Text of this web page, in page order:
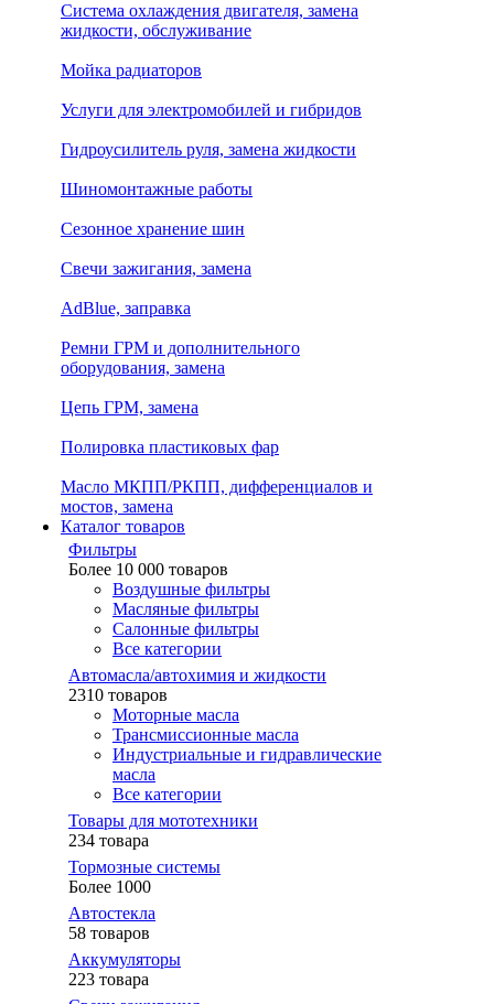
Система охлаждения двигателя, замена
жидкости, обслуживание
Мойка радиаторов
Услуги для электромобилей и гибридов
Гидроусилитель руля, замена жидкости
Шиномонтажные работы
Сезонное хранение шин
Свечи зажигания, замена
AdBlue, заправка
Ремни ГРМ и дополнительного
оборудования, замена
Цепь ГРМ, замена
Полировка пластиковых фар
Масло МКПП/РКПП, дифференциалов и
мостов, замена
Каталог товаров
Фильтры
Более 10 000 товаров
Воздушные фильтры
Масляные фильтры
Салонные фильтры
Все категории
Автомасла/автохимия и жидкости
2310 товаров
Моторные масла
Трансмиссионные масла
Индустриальные и гидравлические
масла
Все категории
Товары для мототехники
234 товара
Тормозные системы
Более 1000
Автостекла
58 товаров
Аккумуляторы
223 товара